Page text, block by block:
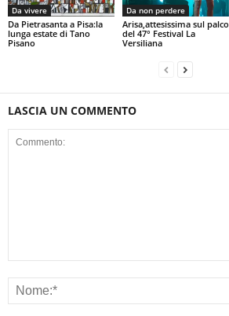
Da vivere
Da Pietrasanta a Pisa:la
lunga estate di Tano
Pisano
Da non perdere
Arisa,attesissima sul palco
del 47° Festival La
Versiliana
LASCIA UN COMMENTO